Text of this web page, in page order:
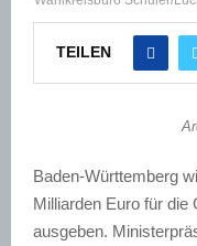
TEILEN
Baden-Württemberg
Milliarden Euro für die
ausgeben.